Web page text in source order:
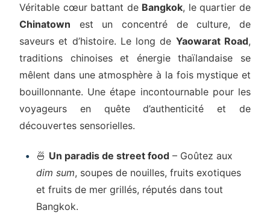
Véritable cœur battant de Bangkok, le quartier de
Chinatown est un concentré de culture, de
saveurs et d’histoire. Le long de Yaowarat Road,
traditions chinoises et énergie thaïlandaise se
mêlent dans une atmosphère à la fois mystique et
bouillonnante. Une étape incontournable pour les
voyageurs en quête d’authenticité et de
découvertes sensorielles.
🍜 Un paradis de street food – Goûtez aux
dim sum, soupes de nouilles, fruits exotiques
et fruits de mer grillés, réputés dans tout
Bangkok.